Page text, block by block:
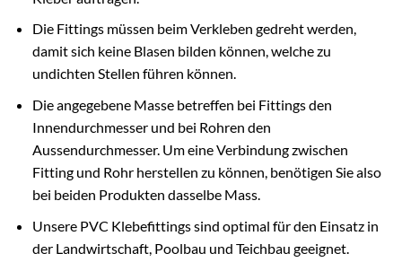
Die Fittings müssen beim Verkleben gedreht werden,
damit sich keine Blasen bilden können, welche zu
undichten Stellen führen können.
Die angegebene Masse betreffen bei Fittings den
Innendurchmesser und bei Rohren den
Aussendurchmesser. Um eine Verbindung zwischen
Fitting und Rohr herstellen zu können, benötigen Sie also
bei beiden Produkten dasselbe Mass.
Unsere PVC Klebefittings sind optimal für den Einsatz in
der Landwirtschaft, Poolbau und Teichbau geeignet.